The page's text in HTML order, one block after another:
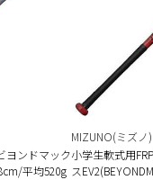
ヨンドマック
平均520g
MIZUNO(ミズノ)
小学生軟式用
ス